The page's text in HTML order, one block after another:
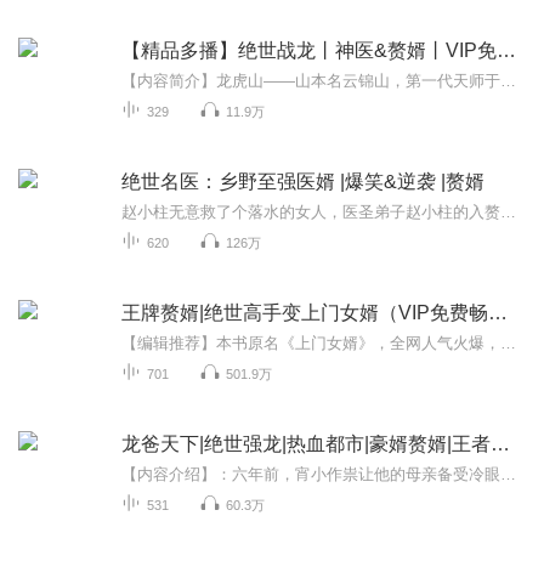
【精品多播】绝世战龙丨神医&赘婿丨VIP免费收听
329 11.9万
绝世名医：乡野至强医婿 |爆笑&逆袭 |赘婿
620 126万
王牌赘婿|绝世高手变上门女婿（VIP免费畅听）
701 501.9万
龙爸天下|绝世强龙|热血都市|豪婿赘婿|王者归来
531 60.3万